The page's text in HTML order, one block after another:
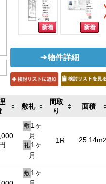
物件詳細
敷礼
間取
り
面積
円
敷 1ヶ
月
礼 1ヶ
月
1R 25.14m2
敷 1ヶ